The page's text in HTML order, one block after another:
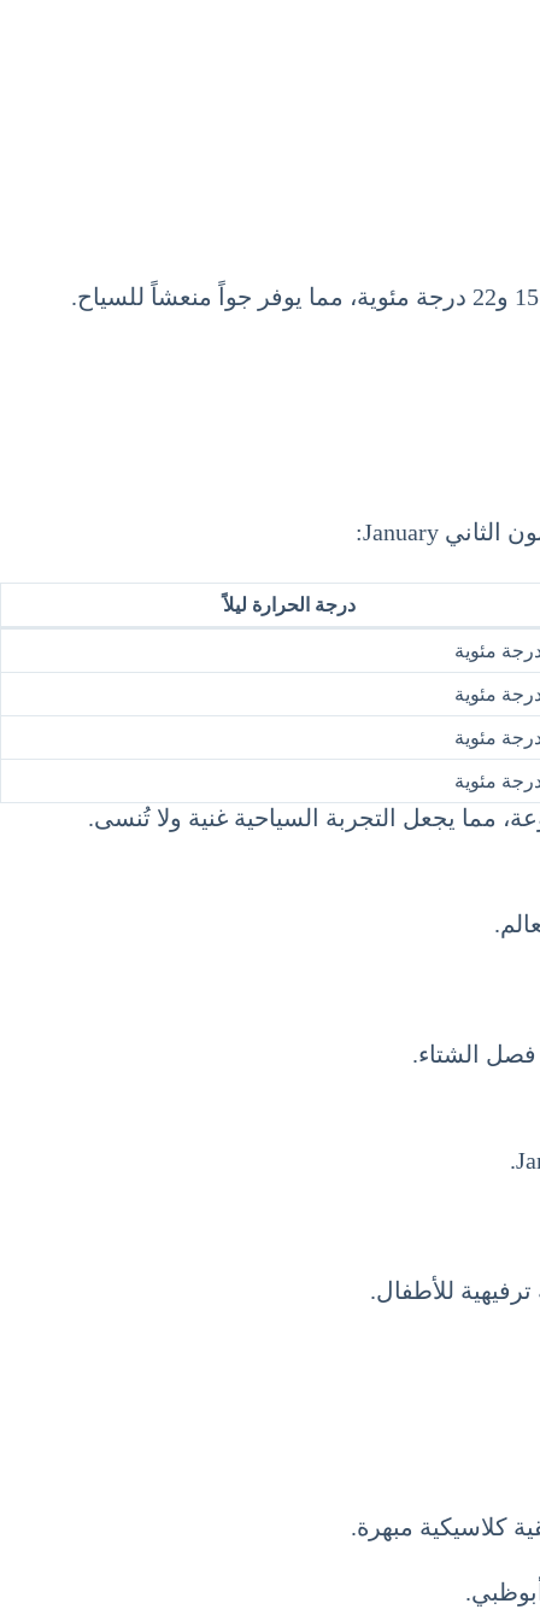
درجة الحرارة ليلاً
مما يجعل التجربة السياحية غنية ولا تُنسى.
فصل الشتاء.
للأطفال.
كلاسيكية مبهرة.